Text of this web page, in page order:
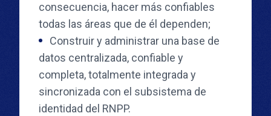
consecuencia, hacer más confiables
todas las áreas que de él dependen;
Construir y administrar una base de
datos centralizada, confiable y
completa, totalmente integrada y
sincronizada con el subsistema de
identidad del RNPP.